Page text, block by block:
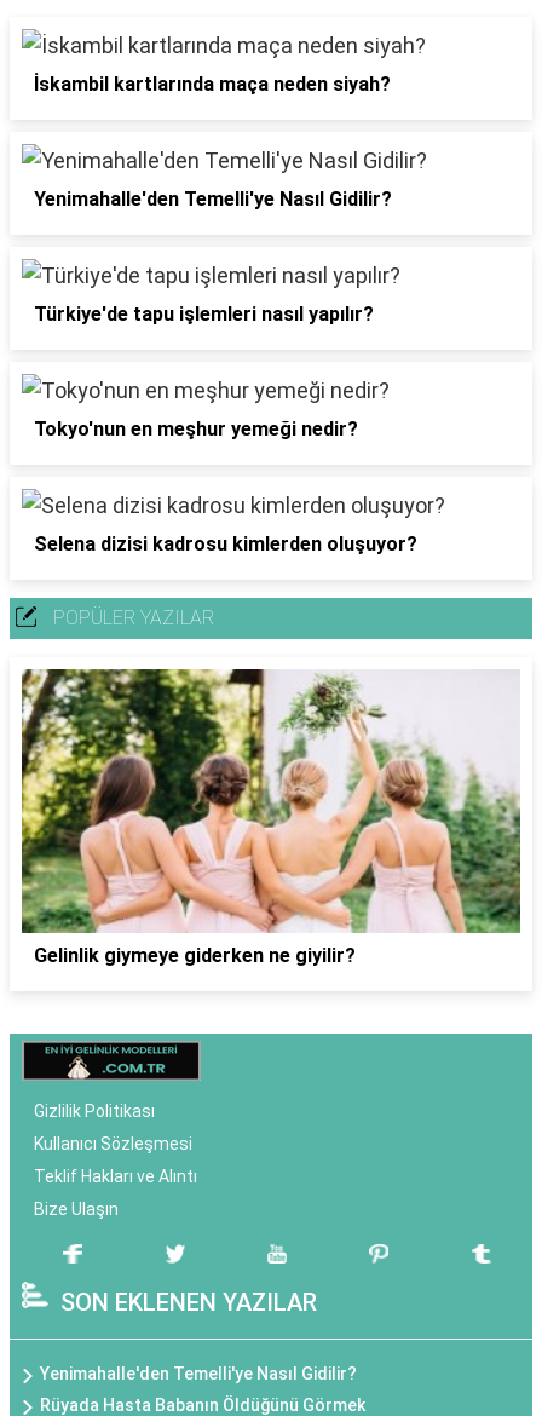
İskambil kartlarında maça neden siyah?
Yenimahalle'den Temelli'ye Nasıl Gidilir?
Türkiye'de tapu işlemleri nasıl yapılır?
Tokyo'nun en meşhur yemeği nedir?
Selena dizisi kadrosu kimlerden oluşuyor?
POPÜLER YAZILAR
Gelinlik giymeye giderken ne giyilir?
Gizlilik Politikası
Kullanıcı Sözleşmesi
Teklif Hakları ve Alıntı
Bize Ulaşın
SON EKLENEN YAZILAR
Yenimahalle'den Temelli'ye Nasıl Gidilir?
Rüyada Hasta Babanın Öldüğünü Görmek